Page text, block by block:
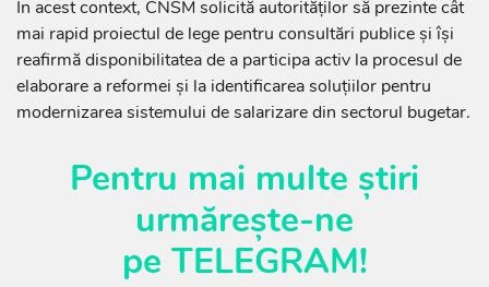
În acest context, CNSM solicită autorităților să prezinte cât
mai rapid proiectul de lege pentru consultări publice și își
reafirmă disponibilitatea de a participa activ la procesul de
elaborare a reformei și la identificarea soluțiilor pentru
modernizarea sistemului de salarizare din sectorul bugetar.
Pentru mai multe știri
urmărește-ne
pe TELEGRAM!